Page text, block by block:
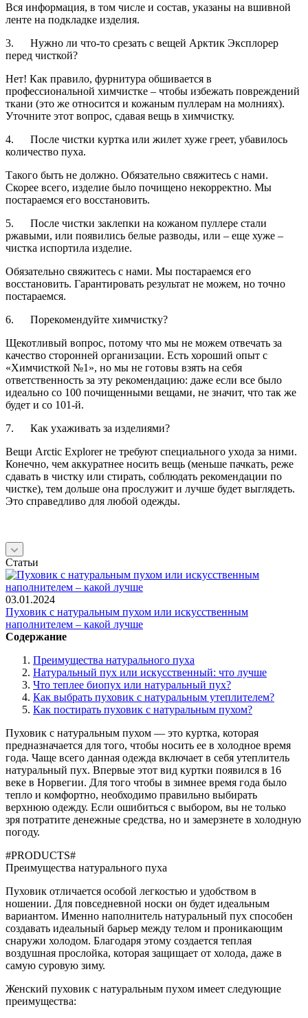
Вся информация, в том числе и состав, указаны на вшивной
ленте на подкладке изделия.
3. Нужно ли что-то срезать с вещей Арктик Эксплорер
перед чисткой?
Нет! Как правило, фурнитура обшивается в
профессиональной химчистке – чтобы избежать повреждений
ткани (это же относится и кожаным пуллерам на молниях).
Уточните этот вопрос, сдавая вещь в химчистку.
4. После чистки куртка или жилет хуже греет, убавилось
количество пуха.
Такого быть не должно. Обязательно свяжитесь с нами.
Скорее всего, изделие было почищено некорректно. Мы
постараемся его восстановить.
5. После чистки заклепки на кожаном пуллере стали
ржавыми, или появились белые разводы, или – еще хуже –
чистка испортила изделие.
Обязательно свяжитесь с нами. Мы постараемся его
восстановить. Гарантировать результат не можем, но точно
постараемся.
6. Порекомендуйте химчистку?
Щекотливый вопрос, потому что мы не можем отвечать за
качество сторонней организации. Есть хороший опыт с
«Химчисткой №1», но мы не готовы взять на себя
ответственность за эту рекомендацию: даже если все было
идеально со 100 почищенными вещами, не значит, что так же
будет и со 101-й.
7. Как ухаживать за изделиями?
Вещи Arctic Explorer не требуют специального ухода за ними.
Конечно, чем аккуратнее носить вещь (меньше пачкать, реже
сдавать в чистку или стирать, соблюдать рекомендации по
чистке), тем дольше она прослужит и лучше будет выглядеть.
Это справедливо для любой одежды.
Статьи
03.01.2024
Пуховик с натуральным пухом или искусственным
наполнителем – какой лучше
Содержание
Преимущества натурального пуха
Натуральный пух или искусственный: что лучше
Что теплее биопух или натуральный пух?
Как выбрать пуховик с натуральным утеплителем?
Как постирать пуховик с натуральным пухом?
Пуховик с натуральным пухом — это куртка, которая
предназначается для того, чтобы носить ее в холодное время
года. Чаще всего данная одежда включает в себя утеплитель
натуральный пух. Впервые этот вид куртки появился в 16
веке в Норвегии. Для того чтобы в зимнее время года было
тепло и комфортно, необходимо правильно выбирать
верхнюю одежду. Если ошибиться с выбором, вы не только
зря потратите денежные средства, но и замерзнете в холодную
погоду.
#PRODUCTS#
Преимущества натурального пуха
Пуховик отличается особой легкостью и удобством в
ношении. Для повседневной носки он будет идеальным
вариантом. Именно наполнитель натуральный пух способен
создавать идеальный барьер между телом и проникающим
снаружи холодом. Благодаря этому создается теплая
воздушная прослойка, которая защищает от холода, даже в
самую суровую зиму.
Женский пуховик с натуральным пухом имеет следующие
преимущества: